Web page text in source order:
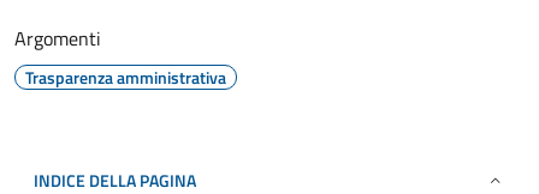
Argomenti
Trasparenza amministrativa
INDICE DELLA PAGINA